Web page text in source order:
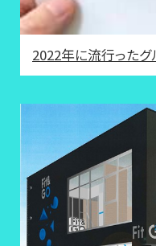
2022年に流行ったグ